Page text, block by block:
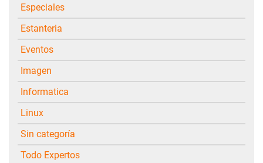
Especiales
Estanteria
Eventos
Imagen
Informatica
Linux
Sin categoría
Todo Expertos